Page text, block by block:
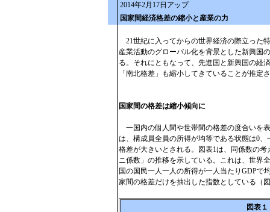
2014年2月17日アップ
国家間経済格差の縮小と産業の力
21世紀に入ってからの世界経済の際立った
産業活動のグローバル化を背景とした新興国
る。それにともなって、先進国と新興国の経
「南北格差」も縮小してきていることが推
国家間の格差は縮小傾向に
一国内の個人間や世帯間の格差の度合いを
は、構成員全員の所得が均等である状態は0
格差が大きいとされる。図表1は、同係数の
ニ係数」の推移を示している。これは、世界
国の国民一人一人の所得が一人当たりGDPで
家間の格差だけを抽出した指数としている（
図表